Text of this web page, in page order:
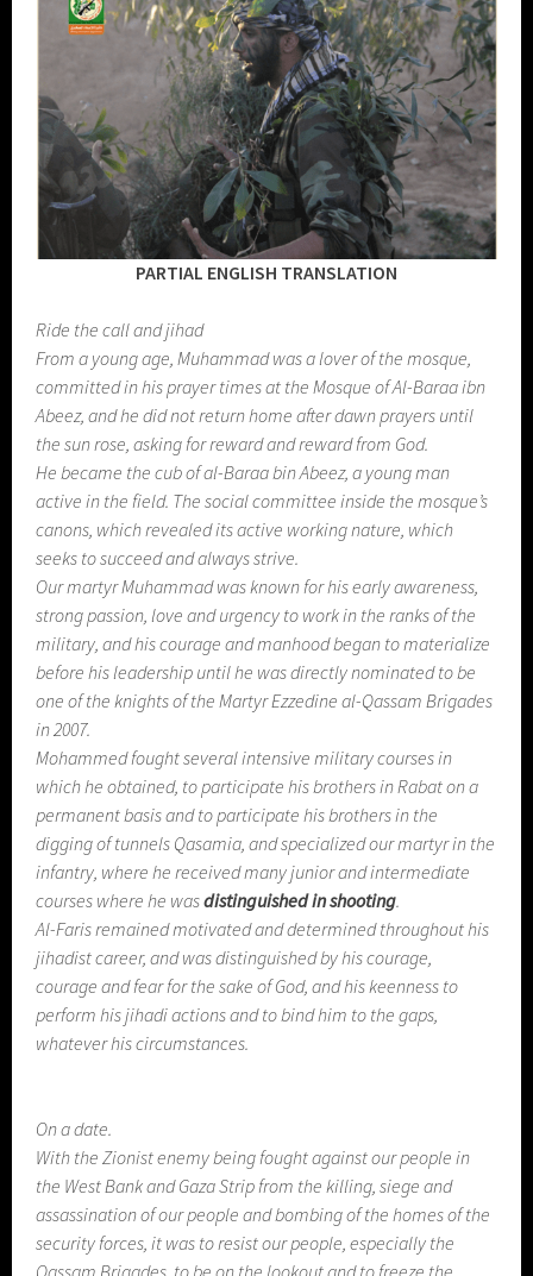
PARTIAL ENGLISH TRANSLATION
Ride the call and jihad
From a young age, Muhammad was a lover of the mosque,
committed in his prayer times at the Mosque of Al-Baraa ibn
Abeez, and he did not return home after dawn prayers until
the sun rose, asking for reward and reward from God.
He became the cub of al-Baraa bin Abeez, a young man
active in the field. The social committee inside the mosque’s
canons, which revealed its active working nature, which
seeks to succeed and always strive.
Our martyr Muhammad was known for his early awareness,
strong passion, love and urgency to work in the ranks of the
military, and his courage and manhood began to materialize
before his leadership until he was directly nominated to be
one of the knights of the Martyr Ezzedine al-Qassam Brigades
in 2007.
Mohammed fought several intensive military courses in
which he obtained, to participate his brothers in Rabat on a
permanent basis and to participate his brothers in the
digging of tunnels Qasamia, and specialized our martyr in the
infantry, where he received many junior and intermediate
courses where he wasdistinguished in shooting.
Al-Faris remained motivated and determined throughout his
jihadist career, and was distinguished by his courage,
courage and fear for the sake of God, and his keenness to
perform his jihadi actions and to bind him to the gaps,
whatever his circumstances.
On a date.
With the Zionist enemy being fought against our people in
the West Bank and Gaza Strip from the killing, siege and
assassination of our people and bombing of the homes of the
security forces, it was to resist our people, especially the